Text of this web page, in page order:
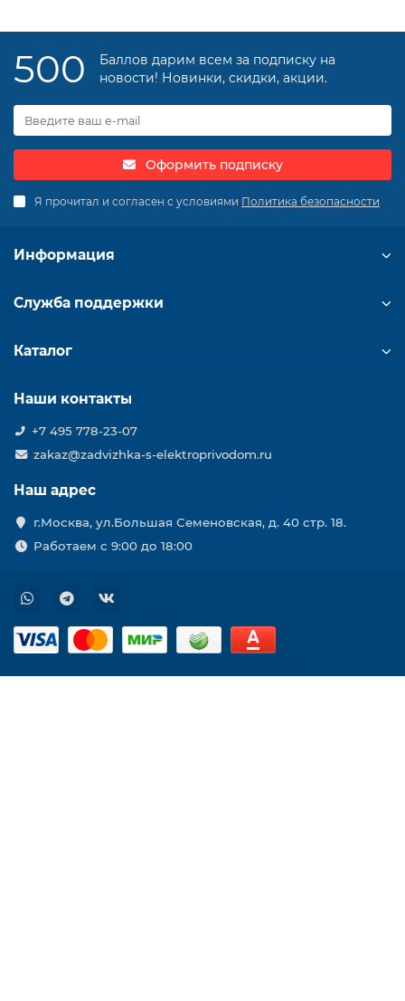
500
Баллов дарим всем за подписку на
новости! Новинки, скидки, акции.
Оформить подписку
Я прочитал и согласен с условиями Политика безопасности
Информация
Служба поддержки
Каталог
Наши контакты
+7 495 778-23-07
zakaz@zadvizhka-s-elektroprivodom.ru
Наш адрес
г.Москва, ул.Большая Семеновская, д. 40 стр. 18.
Работаем с 9:00 до 18:00